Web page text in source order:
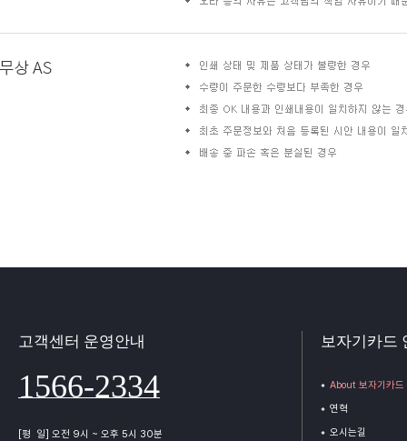
고객센터 운영안내
1566-2334
[평 일] 오전 9시 ~ 오후 5시 30분
보자기카드
About 보자기카드
연혁
오시는길